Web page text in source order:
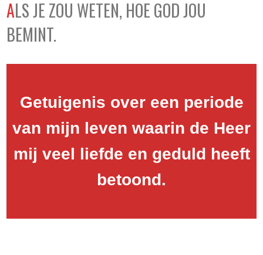
ALS JE ZOU WETEN, HOE GOD JOU
BEMINT.
Getuigenis over een periode
van mijn leven waarin de Heer
mij veel liefde en geduld heeft
betoond.